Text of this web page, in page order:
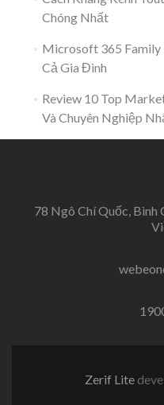
Chóng Nhất
Microsoft 365 Family
Cả Gia Đình
Review 10 Top
Và Chuyên Nghiệp
78 Ngô Chí Quốc,
Zerif Lite